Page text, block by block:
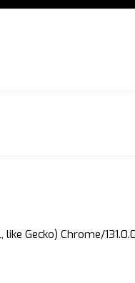
Gecko) Chrome/